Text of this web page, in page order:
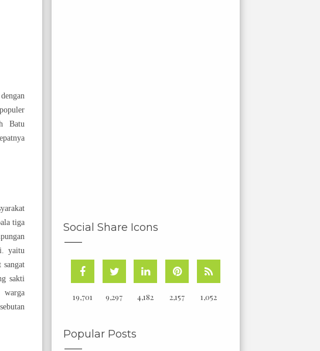
Batu
tiga
yaitu
sakti
warga
Social Share Icons
19,701 9,297 4,182 2,157 1,052
Popular Posts